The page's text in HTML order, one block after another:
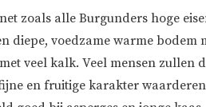
zoals alle Burgunders hoge
diepe, voedzame warme
veel kalk. Veel mensen zullen
en fruitige karakter